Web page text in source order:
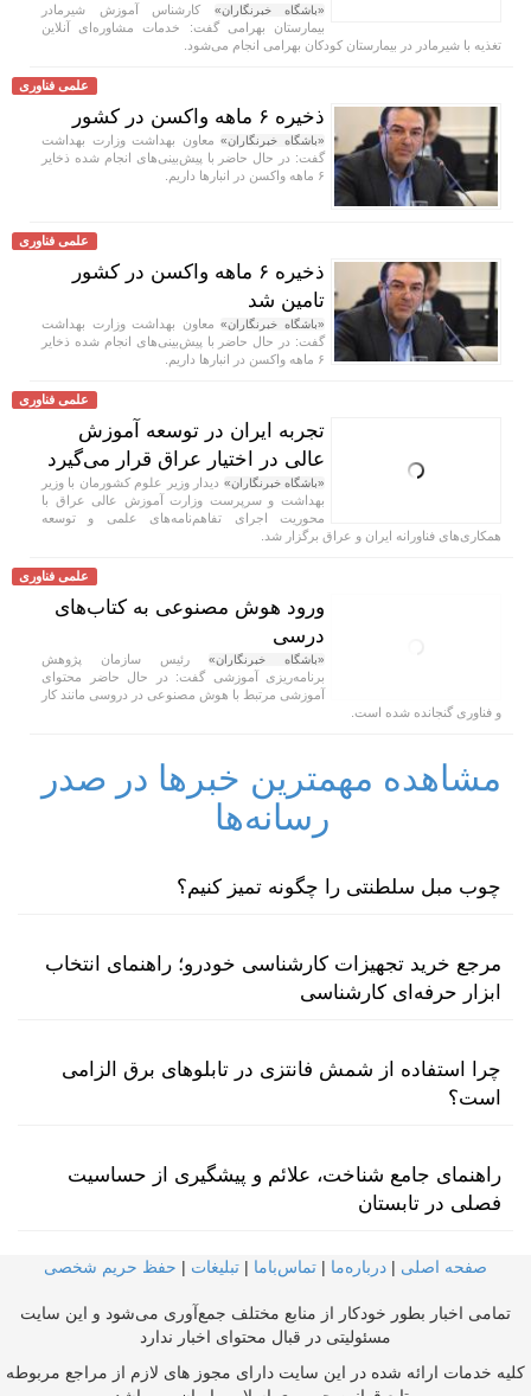
«باشگاه خبرنگاران» کارشناس آموزش شیرمادر
بیمارستان بهرامی گفت: خدمات مشاوره‌ای آنلاین
تغذیه با شیرمادر در بیمارستان کودکان بهرامی انجام می‌شود.
علمی فناوری
ذخیره ۶ ماهه واکسن در کشور
«باشگاه خبرنگاران»معاون بهداشت وزارت بهداشت
گفت: در حال حاضر با پیش‌بینی‌های انجام شده ذخایر
۶ ماهه واکسن در انبار‌ها داریم.
علمی فناوری
ذخیره ۶ ماهه واکسن در کشور
تامین شد
«باشگاه خبرنگاران»معاون بهداشت وزارت بهداشت
گفت: در حال حاضر با پیش‌بینی‌های انجام شده ذخایر
۶ ماهه واکسن در انبار‌ها داریم.
علمی فناوری
تجربه ایران در توسعه آموزش
عالی در اختیار عراق قرار می‌گیرد
«باشگاه خبرنگاران» دیدار وزیر علوم کشورمان با وزیر
بهداشت و سرپرست وزارت آموزش عالی عراق با
محوریت اجرای تفاهم‌نامه‌های علمی و توسعه
همکاری‌های فناورانه ایران و عراق برگزار شد.
علمی فناوری
ورود هوش مصنوعی به کتاب‌های
درسی
«باشگاه خبرنگاران» رئیس سازمان پژوهش
برنامه‌ریزی آموزشی گفت: در حال حاضر محتوای
آموزشی مرتبط با هوش مصنوعی در دروسی مانند کار
و فناوری گنجانده شده است.
مشاهده مهمترین خبرها در صدر
رسانه‌ها
چوب مبل سلطنتی را چگونه تمیز کنیم؟
مرجع خرید تجهیزات کارشناسی خودرو؛ راهنمای انتخاب
ابزار حرفه‌ای کارشناسی
چرا استفاده از شمش فانتزی در تابلوهای برق الزامی
است؟
راهنمای جامع شناخت، علائم و پیشگیری از حساسیت
فصلی در تابستان
صفحه اصلی | درباره‌ما | تماس‌با‌ما | تبلیغات | حفظ حریم شخصی
تمامی اخبار بطور خودکار از منابع مختلف جمع‌آوری می‌شود و این سایت
مسئولیتی در قبال محتوای اخبار ندارد
کلیه خدمات ارائه شده در این سایت دارای مجوز های لازم از مراجع مربوطه